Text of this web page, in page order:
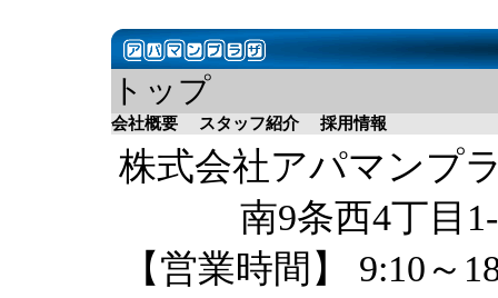
トップ
会社概要 スタッフ紹介 採用情報
株式会社アパマンプ
南9条西4丁目
【営業時間】 9:10～